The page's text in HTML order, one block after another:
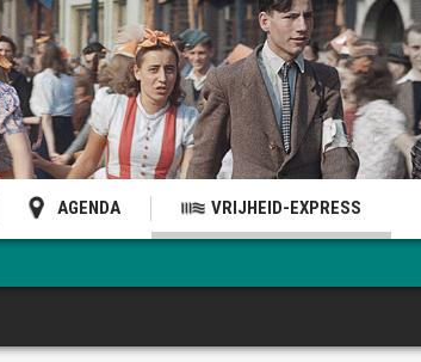
AGENDA VRIJHEID-EXPRESS